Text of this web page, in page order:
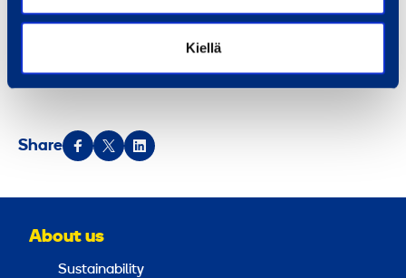
Kiellä
and households. In 2011, Group net sales totalled EUR 650 million. The
Share
About us
Sustainability